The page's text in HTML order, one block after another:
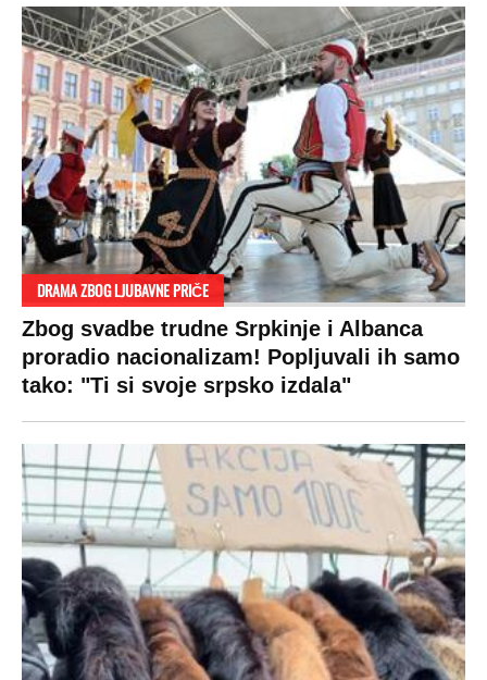
DRAMA ZBOG LJUBAVNE PRIČE
Zbog svadbe trudne Srpkinje i Albanca
proradio nacionalizam! Popljuvali ih samo
tako: "Ti si svoje srpsko izdala"